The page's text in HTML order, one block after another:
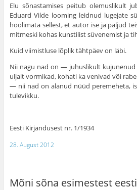
Elu sõnastamises peitub olemuslikult
Eduard Vilde looming leidnud lugejate
hoolimata sellest, et autor ise ja paljud
mitmeski kohas kunstilist süvenemist ja
Kuid viimistluse lõplik tähtpäev on läbi.
Nii nagu nad on — juhuslikult
uljalt vormikad, kohati ka venivad või
— nii nad on alanud nüüd peremeheta,
tulevikku.
Eesti Kirjandusest nr. 1/1934
28. August 2012
Mõni sõna esimestest